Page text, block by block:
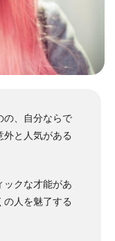
の、自分ならで
外と人気がある
ックな才能があ
の人を魅了する